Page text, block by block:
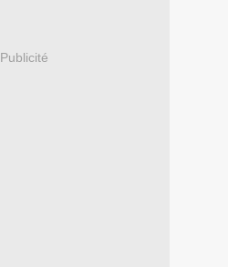
Publicité